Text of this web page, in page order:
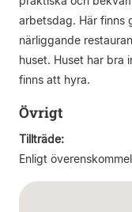
arbetsdag. Här finns
närliggande
huset. Huset har bra
finns att hyra.
Övrigt
Tillträde:
Enligt